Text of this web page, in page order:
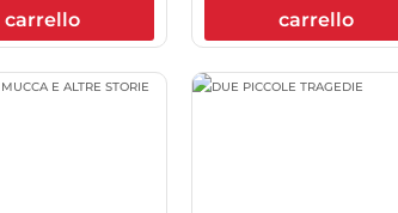
carrello
carrello